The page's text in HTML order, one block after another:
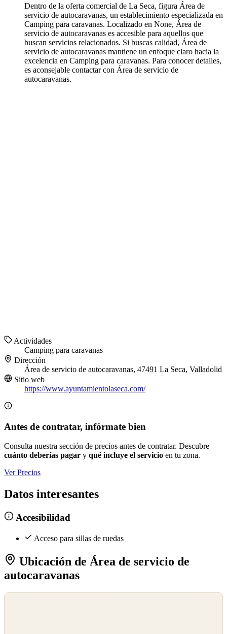
Dentro de la oferta comercial de La Seca, figura Área de
servicio de autocaravanas, un establecimiento especializada en
Camping para caravanas. Localizado en None, Área de
servicio de autocaravanas es accesible para aquellos que
buscan servicios relacionados. Si buscas calidad, Área de
servicio de autocaravanas mantiene un enfoque claro hacia la
excelencia en Camping para caravanas. Para conocer detalles,
es aconsejable contactar con Área de servicio de
autocaravanas.
Actividades
Camping para caravanas
Dirección
Área de servicio de autocaravanas, 47491 La Seca, Valladolid
Sitio web
https://www.ayuntamientolaseca.com/
Antes de contratar, infórmate bien
Consulta nuestra sección de precios antes de contratar. Descubre
cuánto deberías pagar y qué incluye el servicio en tu zona.
Ver Precios
Datos interesantes
Accesibilidad
Acceso para sillas de ruedas
Ubicación de Área de servicio de
autocaravanas